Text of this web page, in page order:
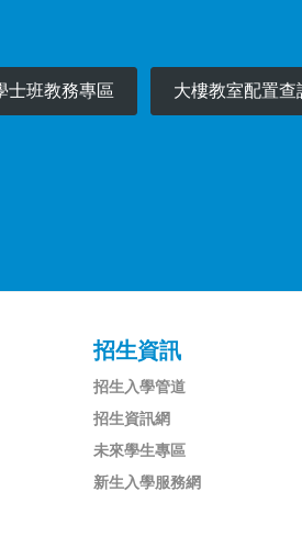
士班教務專區 大樓教室配置查
招生資訊
招生入學管道
招生資訊網
未來學生專區
新生入學服務網